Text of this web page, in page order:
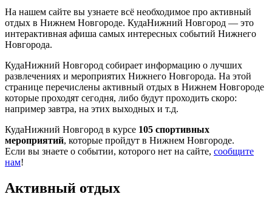
На нашем сайте вы узнаете всё необходимое про активный
отдых в Нижнем Новгороде. КудаНижний Новгород — это
интерактивная афиша самых интересных событий Нижнего
Новгорода.
КудаНижний Новгород собирает информацию о лучших
развлечениях и мероприятих Нижнего Новгорода. На этой
странице перечислены активный отдых в Нижнем Новгороде
которые проходят сегодня, либо будут проходить скоро:
например завтра, на этих выходных и т.д.
КудаНижний Новгород в курсе 105 спортивных
мероприятий, которые пройдут в Нижнем Новгороде.
Если вы знаете о событии, которого нет на сайте, сообщите
нам!
Активный отдых